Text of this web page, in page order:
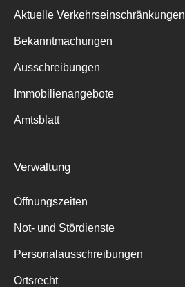
Aktuelle Verkehrseinschränkungen
Bekanntmachungen
Ausschreibungen
Immobilienangebote
Amtsblatt
Verwaltung
Öffnungszeiten
Not- und Stördienste
Personalausschreibungen
Ortsrecht